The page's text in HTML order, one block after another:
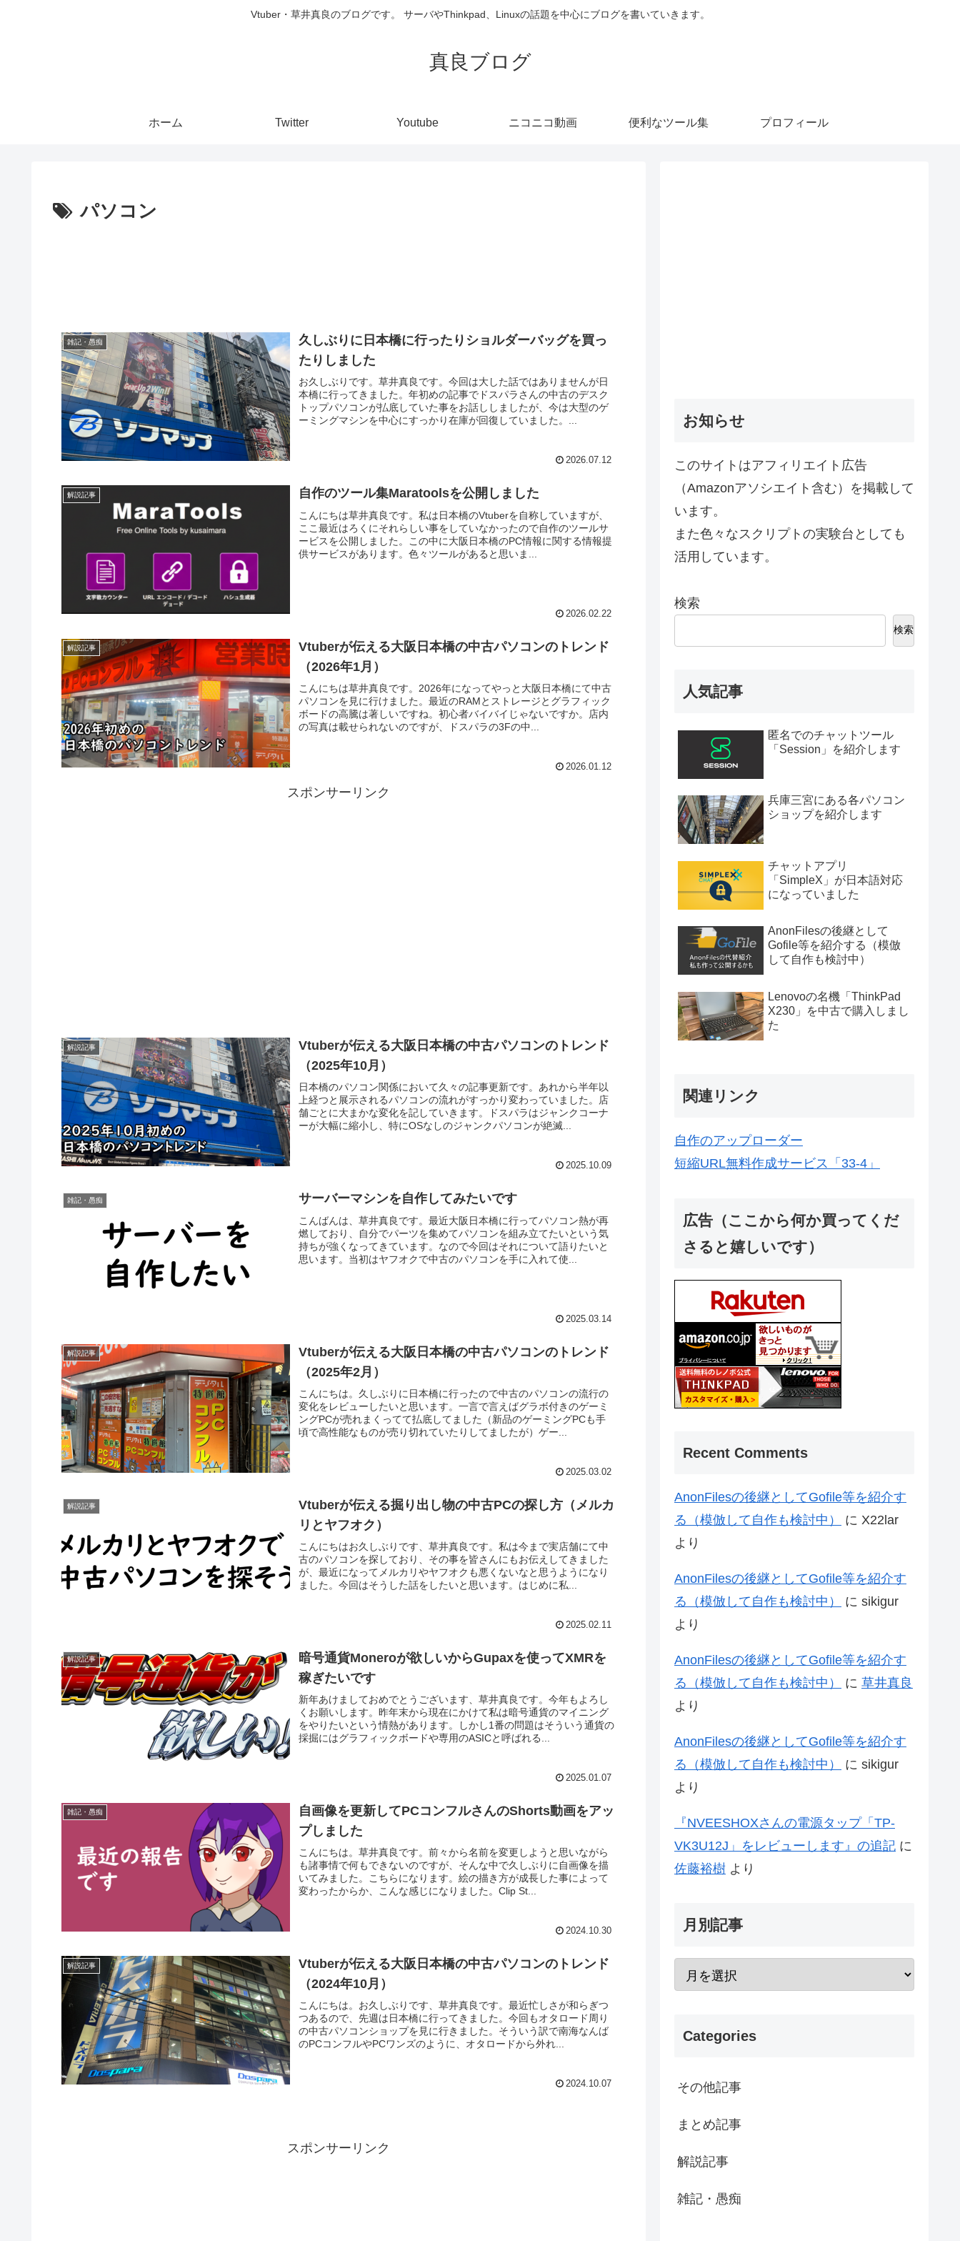
Vtuber・草井真良のブログです。 サーバやThinkpad、Linuxの話題を中心にブログを書いていきます。
真良ブログ
ホーム Twitter Youtube ニコニコ動画 便利なツール集 プロフィール
パソコン
雑記・愚痴
久しぶりに日本橋に行ったりショルダーバッグを買っ
たりしました
お久しぶりです。草井真良です。今回は大した話ではありませんが日
本橋に行ってきました。年初めの記事でドスパラさんの中古のデスク
トップパソコンが払底していた事をお話ししましたが、今は大型のゲ
ーミングマシンを中心にすっかり在庫が回復していました。...
2026.07.12
解説記事 自作のツール集Maratoolsを公開しました
こんにちは草井真良です。私は日本橋のVtuberを自称していますが、
ここ最近はろくにそれらしい事をしていなかったので自作のツールサ
ービスを公開しました。この中に大阪日本橋のPC情報に関する情報提
供サービスがあります。色々ツールがあると思いま...
2026.02.22
解説記事
Vtuberが伝える大阪日本橋の中古パソコンのトレンド
（2026年1月）
こんにちは草井真良です。2026年になってやっと大阪日本橋にて中古
パソコンを見に行けました。最近のRAMとストレージとグラフィック
ボードの高騰は著しいですね。初心者バイバイじゃないですか。店内
の写真は載せられないのですが、ドスパラの3Fの中...
2026.01.12
スポンサーリンク
解説記事
Vtuberが伝える大阪日本橋の中古パソコンのトレンド
（2025年10月）
日本橋のパソコン関係において久々の記事更新です。あれから半年以
上経つと展示されるパソコンの流れがすっかり変わっていました。店
舗ごとに大まかな変化を記していきます。ドスパラはジャンクコーナ
ーが大幅に縮小し、特にOSなしのジャンクパソコンが絶滅...
2025.10.09
雑記・愚痴 サーバーマシンを自作してみたいです
こんばんは、草井真良です。最近大阪日本橋に行ってパソコン熱が再
燃しており、自分でパーツを集めてパソコンを組み立てたいという気
持ちが強くなってきています。なので今回はそれについて語りたいと
思います。当初はヤフオクで中古のパソコンを手に入れて使...
2025.03.14
解説記事
Vtuberが伝える大阪日本橋の中古パソコンのトレンド
（2025年2月）
こんにちは。久しぶりに日本橋に行ったので中古のパソコンの流行の
変化をレビューしたいと思います。一言で言えばグラボ付きのゲーミ
ングPCが売れまくってて払底してました（新品のゲーミングPCも手
頃で高性能なものが売り切れていたりしてましたが）ゲー...
2025.03.02
解説記事
Vtuberが伝える掘り出し物の中古PCの探し方（メルカ
リとヤフオク）
こんにちはお久しぶりです、草井真良です。私は今まで実店舗にて中
古のパソコンを探しており、その事を皆さんにもお伝えしてきました
が、最近になってメルカリやヤフオクも悪くないなと思うようになり
ました。今回はそうした話をしたいと思います。はじめに私...
2025.02.11
解説記事
暗号通貨Moneroが欲しいからGupaxを使ってXMRを
稼ぎたいです
新年あけましておめでとうございます、草井真良です。今年もよろし
くお願いします。昨年末から現在にかけて私は暗号通貨のマイニング
をやりたいという情熱があります。しかし1番の問題はそういう通貨の
採掘にはグラフィックボードや専用のASICと呼ばれる...
2025.01.07
雑記・愚痴
自画像を更新してPCコンフルさんのShorts動画をアッ
プしました
こんにちは。草井真良です。前々から名前を変更しようと思いながら
も諸事情で何もできないのですが、そんな中で久しぶりに自画像を描
いてみました。こちらになります。絵の描き方が成長した事によって
変わったからか、こんな感じになりました。Clip St...
2024.10.30
解説記事
Vtuberが伝える大阪日本橋の中古パソコンのトレンド
（2024年10月）
こんにちは。お久しぶりです、草井真良です。最近忙しさが和らぎつ
つあるので、先週は日本橋に行ってきました。今回もオタロード周り
の中古パソコンショップを見に行きました。そういう訳で南海なんば
のPCコンフルやPCワンズのように、オタロードから外れ...
2024.10.07
スポンサーリンク
お知らせ
このサイトはアフィリエイト広告
（Amazonアソシエイト含む）を掲載して
います。
また色々なスクリプトの実験台としても
活用しています。
検索
検索
人気記事
匿名でのチャットツール
「Session」を紹介します
兵庫三宮にある各パソコン
ショップを紹介します
チャットアプリ
「SimpleX」が日本語対応
になっていました
AnonFilesの後継として
Gofile等を紹介する（模倣
して自作も検討中）
Lenovoの名機「ThinkPad
X230」を中古で購入しまし
た
関連リンク
自作のアップローダー
短縮URL無料作成サービス「33-4」
広告（ここから何か買ってくだ
さると嬉しいです）
Recent Comments
AnonFilesの後継としてGofile等を紹介す
る（模倣して自作も検討中）
に X22lar
より
AnonFilesの後継としてGofile等を紹介す
る（模倣して自作も検討中）
に sikigur
より
AnonFilesの後継としてGofile等を紹介す
る（模倣して自作も検討中）
に 草井真良
より
AnonFilesの後継としてGofile等を紹介す
る（模倣して自作も検討中）
に sikigur
より
『NVEESHOXさんの電源タップ「‎TP-
VK3U12J」をレビューします』の追記 に
佐藤裕樹 より
月別記事
Categories
その他記事
まとめ記事
解説記事
雑記・愚痴